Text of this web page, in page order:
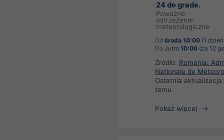
24 de grade.
Poważne
ostrzeżenie
meteorologiczne
Od środa 10:00 (1
Do Jutro 10:00 (za 12
Źródło: Romania:
Nationale de
Ostatnia
temu
Pokaż więcej